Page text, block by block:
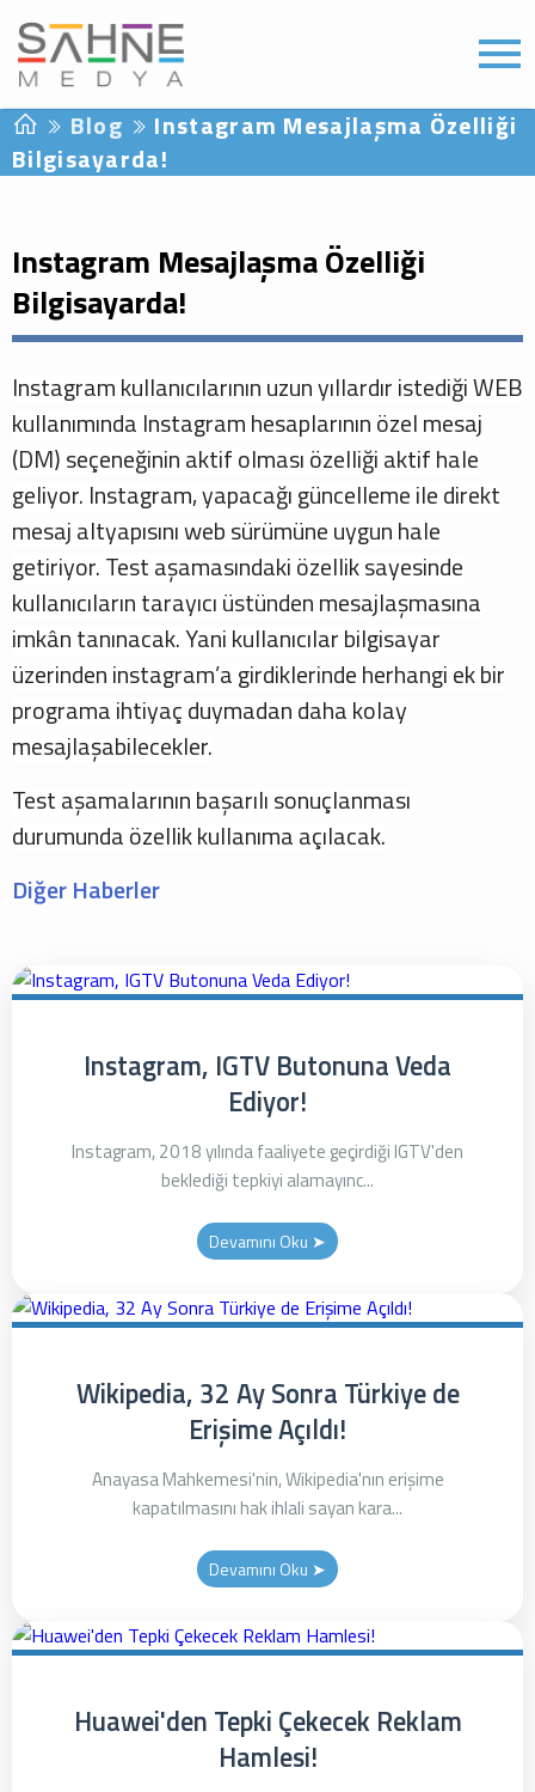
Blog
Instagram Mesajlaşma Özelliği
Bilgisayarda!
Instagram Mesajlaşma Özelliği
Bilgisayarda!
Instagram kullanıcılarının uzun yıllardır istediği WEB
kullanımında Instagram hesaplarının özel mesaj
(DM) seçeneğinin aktif olması özelliği aktif hale
geliyor. Instagram, yapacağı güncelleme ile direkt
mesaj altyapısını web sürümüne uygun hale
getiriyor. Test aşamasındaki özellik sayesinde
kullanıcıların tarayıcı üstünden mesajlaşmasına
imkân tanınacak. Yani kullanıcılar bilgisayar
üzerinden instagram’a girdiklerinde herhangi ek bir
programa ihtiyaç duymadan daha kolay
mesajlaşabilecekler.
Test aşamalarının başarılı sonuçlanması
durumunda özellik kullanıma açılacak.
Diğer Haberler
Instagram, IGTV Butonuna Veda
Ediyor!
Instagram, 2018 yılında faaliyete geçirdiği IGTV'den
beklediği tepkiyi alamayınc...
Devamını Oku ➤
Wikipedia, 32 Ay Sonra Türkiye de
Erişime Açıldı!
Anayasa Mahkemesi'nin, Wikipedia'nın erişime
kapatılmasını hak ihlali sayan kara...
Devamını Oku ➤
Huawei'den Tepki Çekecek Reklam
Hamlesi!